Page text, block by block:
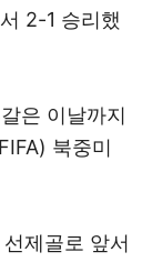
2-1 승리했
은 이날까지
북중미
제골로 앞서